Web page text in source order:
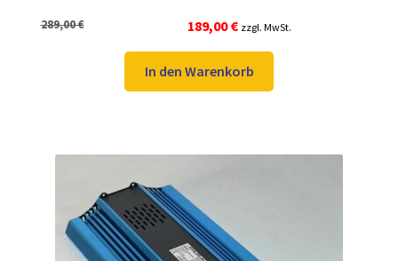
289,00€
Ursprünglicher
Preis
war:
289,00 €
189,00€Aktueller
Preis
ist:
189,00 €.
zzgl. MwSt.
In den Warenkorb